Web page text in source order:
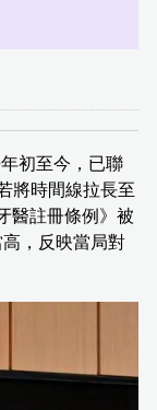
初至今，已聯
將時間線拉長至
醫註冊條例》被
，反映當局對